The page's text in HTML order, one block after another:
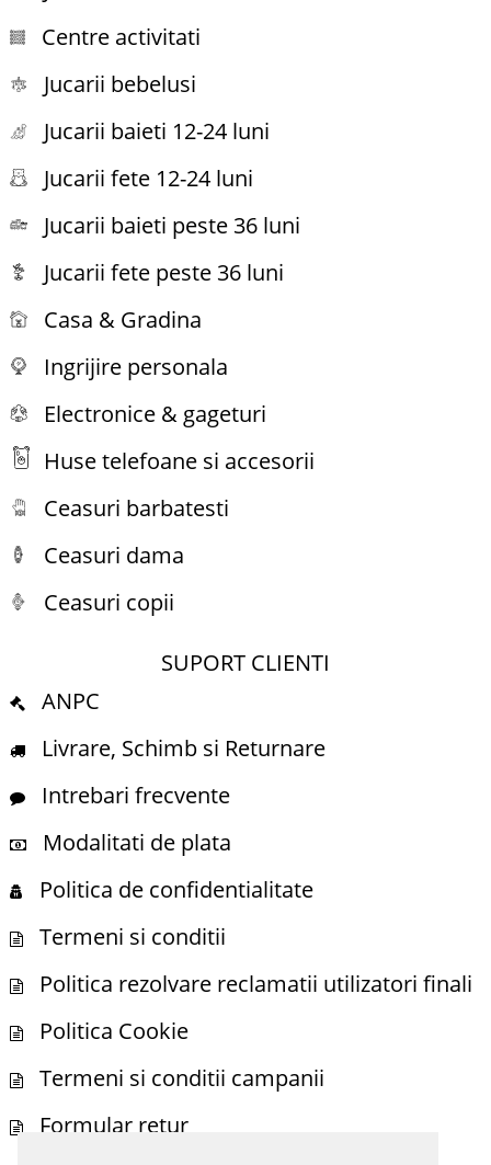
Centre activitati
Jucarii bebelusi
Jucarii baieti 12-24 luni
Jucarii fete 12-24 luni
Jucarii baieti peste 36 luni
Jucarii fete peste 36 luni
Casa & Gradina
Ingrijire personala
Electronice & gageturi
Huse telefoane si accesorii
Ceasuri barbatesti
Ceasuri dama
Ceasuri copii
SUPORT CLIENTI
ANPC
Livrare, Schimb si Returnare
Intrebari frecvente
Modalitati de plata
Politica de confidentialitate
Termeni si conditii
Politica rezolvare reclamatii utilizatori finali
Politica Cookie
Termeni si conditii campanii
Formular retur